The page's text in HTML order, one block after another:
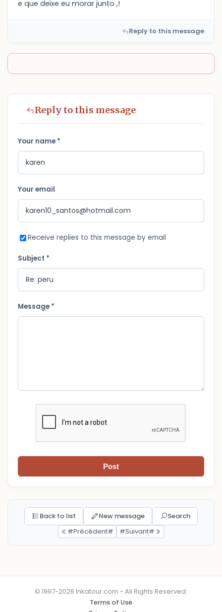
e que deixe eu morar junto ,!
Reply to this message
Reply to this message
Your name *
Your email
Receive replies to this message by email
Subject *
Message *
Post
Back to list New message
Search
#Précédent#
#Suivant#
© 1997-2026 Inkatour.com - All Rights Reserved.
Terms of Use